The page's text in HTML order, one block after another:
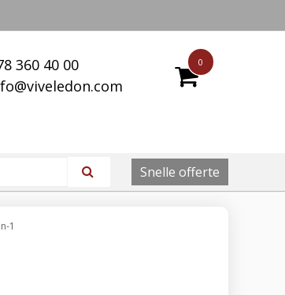
0
360 40 00
Snelle offerte
1